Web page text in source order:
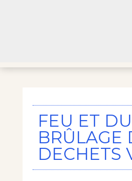
FEU ET DU
BRÛLAGE
DECHETS